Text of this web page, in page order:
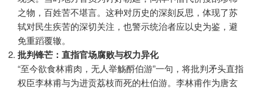
之物，百姓苦不堪言。这种对历史的深刻反思，体现了苏
轼对民生疾苦的深切关注，也警示统治者应以史为鉴，避
免重蹈覆辙。
批判锋芒：直指官场腐败与权力异化
“至今欲食林甫肉，无人举觞酹伯游”一句，将批判矛头直指
权臣李林甫与为进贡荔枝而死的杜伯游。李林甫作为唐玄